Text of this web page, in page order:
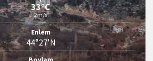
33°C
2m/s
Enlem
44°27'N